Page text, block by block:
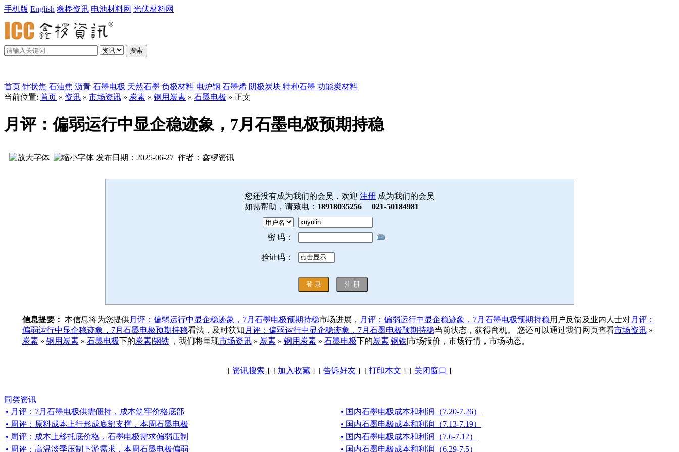
手机版 English 鑫椤资讯 电池材料网 光伏材料网
搜索
首页 针状焦 石油焦 沥青 石墨电极 天然石墨 负极材料 电炉钢 石墨烯 阴极炭块 特种石墨 功能炭材料
当前位置: 首页 » 资讯 » 市场资讯 » 炭素 » 钢用炭素 » 石墨电极 » 正文
月评：偏弱运行中显企稳迹象，7月石墨电极预期持稳
发布日期：2025-06-27 作者：鑫椤资讯
您还没有成为我们的会员，欢迎 注册 成为我们的会员
如需帮助，请致电： 18918035256 021-50184981
密 码：
验证码：
信息提要： 本信息将为您提供月评：偏弱运行中显企稳迹象，7月石墨电极预期持稳市场进展， 月评：偏弱运行中显企稳迹象，7月石墨电极预期持稳用户反馈及业内人士对月评：
偏弱运行中显企稳迹象，7月石墨电极预期持稳看法，及时获知 月评：偏弱运行中显企稳迹象，7月石墨电极预期持稳当前状态，获得商机。 您还可以通过我们网页查看市场资讯»
炭素» 钢用炭素» 石墨电极下的炭素|钢铁|，我们将呈现市场资讯» 炭素» 钢用炭素» 石墨电极下的炭素|钢铁|市场报价，市场行情，市场动态。
[ 资讯搜索 ] [ 加入收藏 ] [ 告诉好友 ] [ 打印本文 ] [ 关闭窗口 ]
同类资讯
• 月评：7月石墨电极供需僵持，成本筑牢价格底部
• 国内石墨电极成本和利润（7.20-7.26）
• 周评：原料成本上行形成底部支撑，本周石墨电极
• 国内石墨电极成本和利润（7.13-7.19）
• 周评：成本上移托底价格，石墨电极需求偏弱压制
• 国内石墨电极成本和利润（7.6-7.12）
• 周评：高温淡季压制下游需求，本周石墨电极偏弱
• 国内石墨电极成本和利润（6.29-7.5）